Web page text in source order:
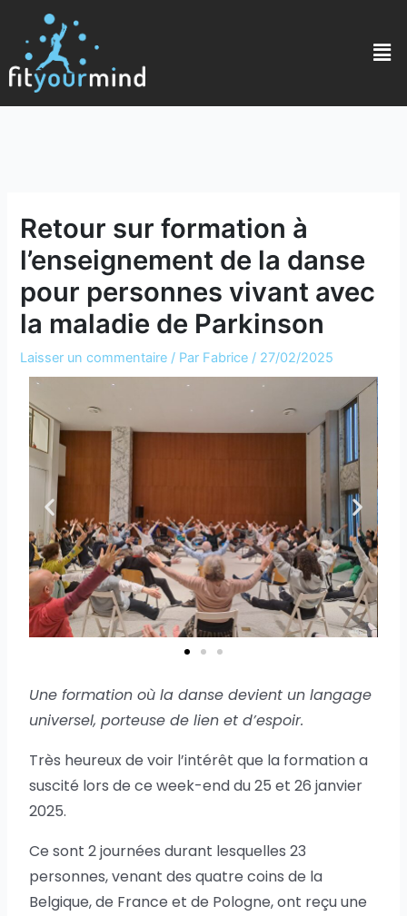
Retour sur formation à
l’enseignement de la danse
pour personnes vivant avec
la maladie de Parkinson
Laisser un commentaire / Par Fabrice / 27/02/2025
Une formation où la danse devient un langage
universel, porteuse de lien et d’espoir.
Très heureux de voir l’intérêt que la formation a
suscité lors de ce week-end du 25 et 26 janvier
2025.
Ce sont 2 journées durant lesquelles 23
personnes, venant des quatre coins de la
Belgique, de France et de Pologne, ont reçu une